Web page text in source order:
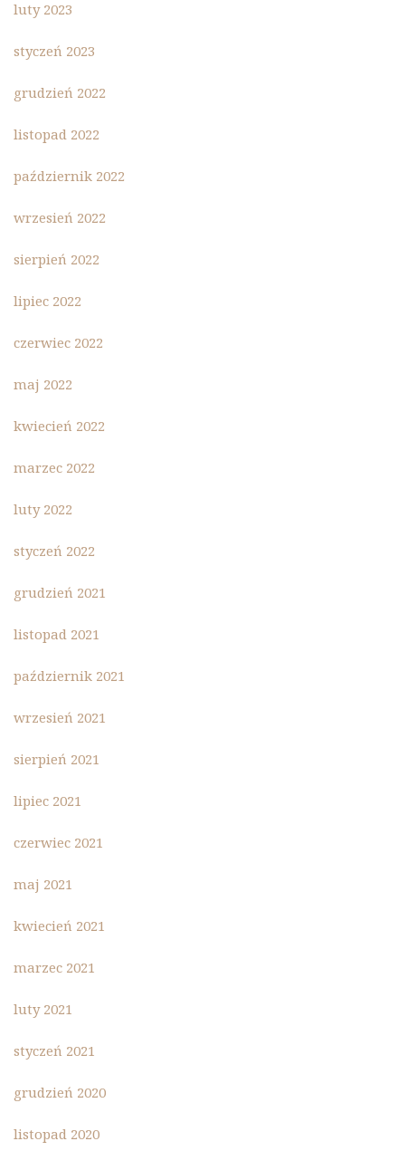
luty 2023
styczeń 2023
grudzień 2022
listopad 2022
październik 2022
wrzesień 2022
sierpień 2022
lipiec 2022
czerwiec 2022
maj 2022
kwiecień 2022
marzec 2022
luty 2022
styczeń 2022
grudzień 2021
listopad 2021
październik 2021
wrzesień 2021
sierpień 2021
lipiec 2021
czerwiec 2021
maj 2021
kwiecień 2021
marzec 2021
luty 2021
styczeń 2021
grudzień 2020
listopad 2020